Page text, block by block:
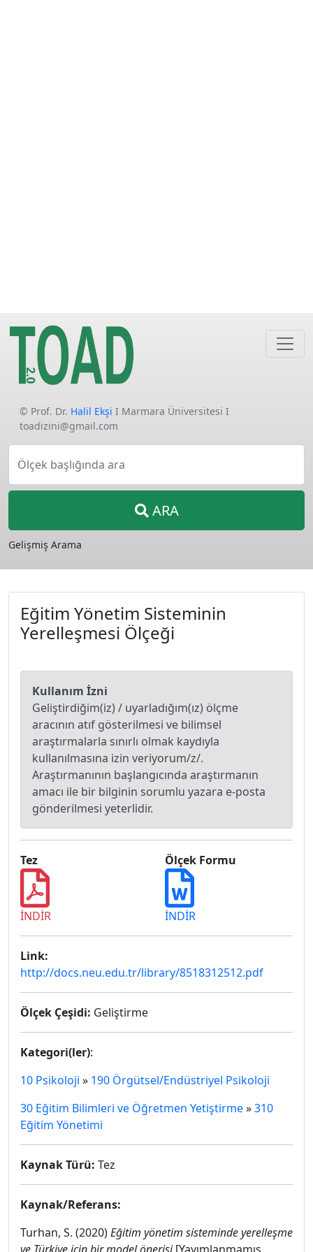
© Prof. Dr. Halil Ekşi I Marmara Üniversitesi I
toadizini@gmail.com
Ölçek başlığında ara
ARA
Gelişmiş Arama
Eğitim Yönetim Sisteminin
Yerelleşmesi Ölçeği
Kullanım İzni
Geliştirdiğim(iz) / uyarladığım(ız) ölçme
aracının atıf gösterilmesi ve bilimsel
araştırmalarla sınırlı olmak kaydıyla
kullanılmasına izin veriyorum/z/.
Araştırmanının başlangıcında araştırmanın
amacı ile bir bilginin sorumlu yazara e-posta
gönderilmesi yeterlidir.
Tez
İNDİR
Ölçek Formu
İNDİR
Link:
http://docs.neu.edu.tr/library/8518312512.pdf
Ölçek Çeşidi: Geliştirme
Kategori(ler):
10 Psikoloji » 190 Örgütsel/Endüstriyel Psikoloji
30 Eğitim Bilimleri ve Öğretmen Yetiştirme»310
Eğitim Yönetimi
Kaynak Türü: Tez
Kaynak/Referans:
Turhan, S. (2020)Eğitim yönetim sisteminde yerelleşme